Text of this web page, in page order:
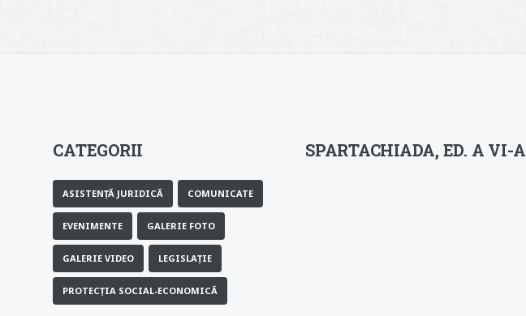
CATEGORII
ASISTENȚĂ JURIDICĂ COMUNICATE
EVENIMENTE GALERIE FOTO
GALERIE VIDEO LEGISLAȚIE
PROTECȚIA SOCIAL-ECONOMICĂ
SPARTACHIADA, ED. A VI-A